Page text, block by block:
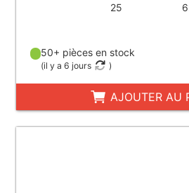
25
50+ pièces en stock
(il y a 6 jours )
AJOUTER AU